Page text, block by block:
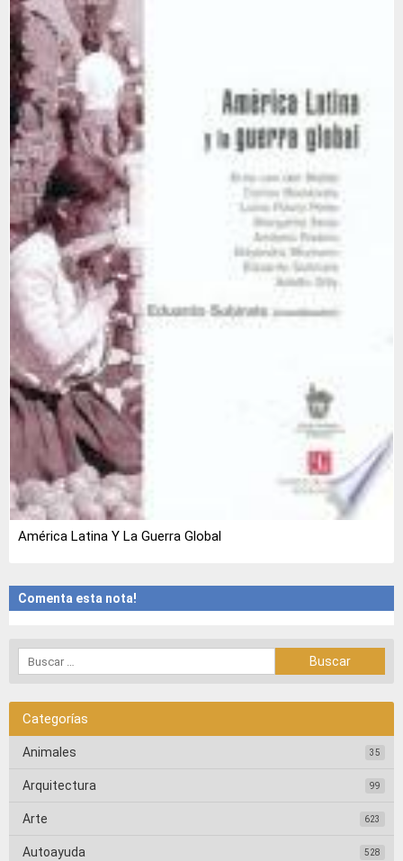
América Latina Y La Guerra Global
Comenta esta nota!
Categorías
Animales 35
Arquitectura 99
Arte 623
Autoayuda 528